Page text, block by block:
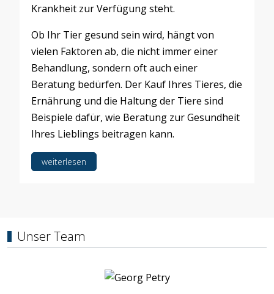
Krankheit zur Verfügung steht.
Ob Ihr Tier gesund sein wird, hängt von
vielen Faktoren ab, die nicht immer einer
Behandlung, sondern oft auch einer
Beratung bedürfen. Der Kauf Ihres Tieres, die
Ernährung und die Haltung der Tiere sind
Beispiele dafür, wie Beratung zur Gesundheit
Ihres Lieblings beitragen kann.
weiterlesen
Unser Team